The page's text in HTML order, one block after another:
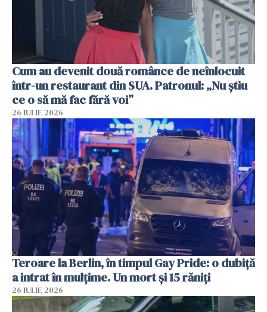
Cum au devenit două românce de neînlocuit
într-un restaurant din SUA. Patronul: „Nu știu
ce o să mă fac fără voi”
26 IULIE 2026
Teroare la Berlin, în timpul Gay Pride: o dubiță
a intrat în mulțime. Un mort și 15 răniți
26 IULIE 2026